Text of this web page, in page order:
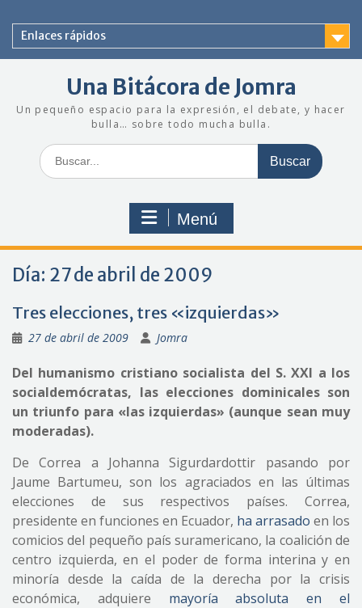
contenido
Enlaces rápidos
Una Bitácora de Jomra
Un pequeño espacio para la expresión, el debate, y hacer
bulla… sobre todo mucha bulla.
Buscar:
Menú
Día: 27 de abril de 2009
Tres elecciones, tres «izquierdas»
27 de abril de 2009 Jomra
Del humanismo cristiano socialista del S. XXI a los
socialdemócratas, las elecciones dominicales son
un triunfo para «las izquierdas» (aunque sean muy
moderadas).
De Correa a Johanna Sigurdardottir pasando por
Jaume Bartumeu, son los agraciados en las últimas
elecciones de sus respectivos países. Correa,
presidente en funciones en Ecuador, ha arrasado en los
comicios del pequeño país suramericano, la coalición de
centro izquierda, en el poder de forma interina y en
minoría desde la caída de la derecha por la crisis
económica, adquiere mayoría absoluta en el